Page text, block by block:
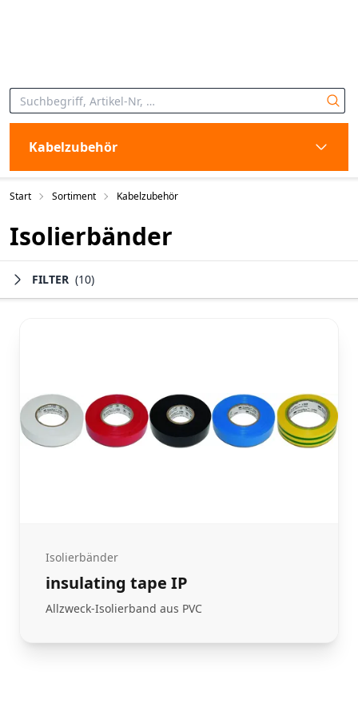
Kabelzubehör
Start Sortiment Kabelzubehör
Isolierbänder
FILTER (10)
Isolierbänder
insulating tape IP
Allzweck-Isolierband aus PVC